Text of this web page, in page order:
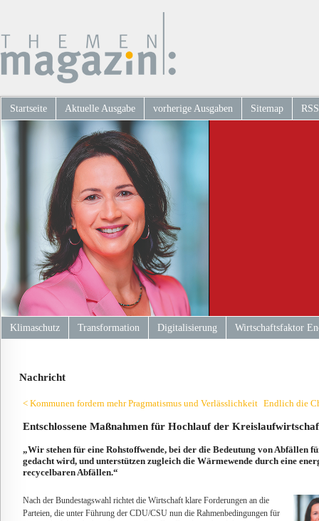
Startseite Aktuelle Ausgabe vorherige Ausgaben Sitemap RSS
Klimaschutz Transformation Digitalisierung Wirtschaftsfaktor
Nachricht
Endlich die
< Kommunen fordern mehr Pragmatismus und Verlässlichkeit
Entschlossene Maßnahmen für Hochlauf der
„Wir stehen für eine Rohstoffwende, bei der die Bedeutung von Abfällen
gedacht wird, und unterstützen zugleich die Wärmewende durch eine
recycelbaren Abfällen.“
Nach der Bundestagswahl richtet die Wirtschaft klare Forderungen an die
Parteien, die unter Führung der CDU/CSU nun die Rahmenbedingungen für